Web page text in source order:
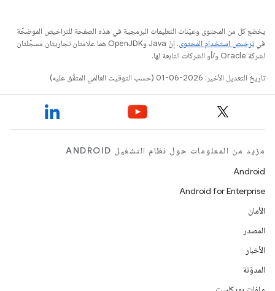
يخضع كل من المحتوى وعيّنات التعليمات البرمجية في هذه الصفحة للتراخيص الموضحّة
فيترخيص استخدام المحتوى
. إنّ Java وOpenJDK هما علامتان تجاريتان مسجَّلتان
لشركة Oracle و/أو الشركات التابعة لها.
تاريخ التعديل الأخير: 2026-06-01 (حسب التوقيت العالمي المتفَّق عليه)
مزيد من المعلومات حول نظام التشغيل ANDROID
Android
Android for Enterprise
الأمان
المصدر
الأخبار
المدوّنة